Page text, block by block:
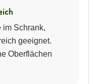
im Schrank,
geeignet.
Oberflächen